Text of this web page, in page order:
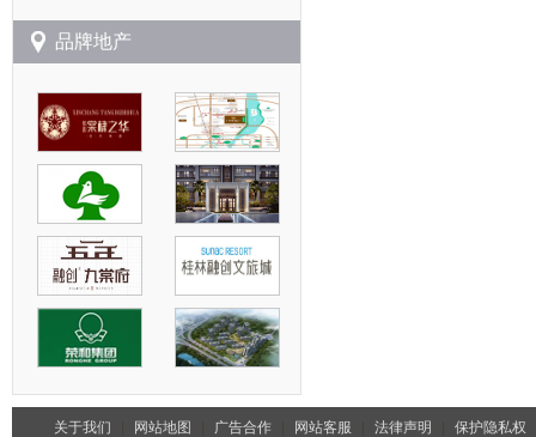
品牌地产
关于我们 网站地图 广告合作 网站客服 法律声明 保护隐私权